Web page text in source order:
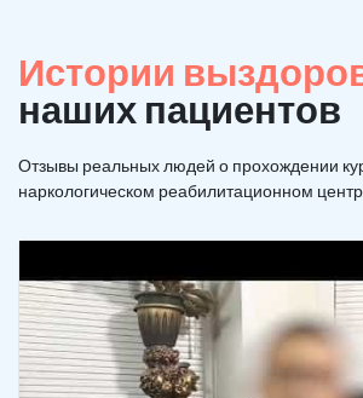
Истории
наших пациентов
Отзывы реальных людей о прохождении
наркологическом реабилитационном